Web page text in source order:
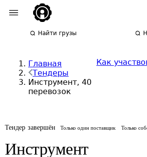
Найти грузы
Главная
Тендеры
Инструмент, 40
перевозок
Как
Тендер завершён Только один поставщик Только
Инструмент